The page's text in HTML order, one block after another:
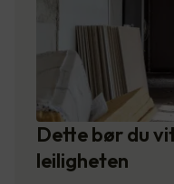
Dette bør du
leiligheten